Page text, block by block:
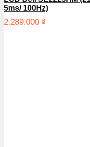
5ms/ 100Hz)
2.289.000 ₫